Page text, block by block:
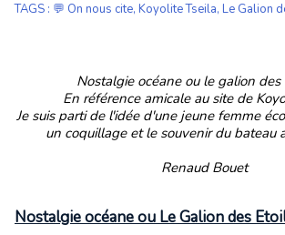
TAGS : 💬 On nous cite, Koyolite Tseila, Le Galion
Nostalgie océane ou le galion des
En référence amicale au site de
Je suis parti de l'idée d'une jeune femme
un coquillage et le souvenir du bateau
Renaud Bouet
Nostalgie océane ou Le Galion des